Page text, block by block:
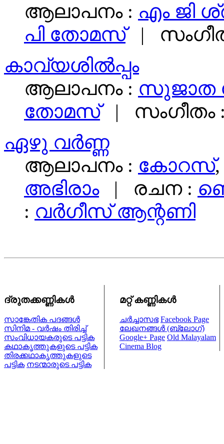
ആലാപനം : എം ജി
പി തോമസ്|
കാവ്യശില്‍പ്പം
ആലാപനം : സുജാത
തോമസ്| സംഗീതം
ഏഴു വര്‍ണ്ണ
ആലാപനം : കോറസ്‌
അഭിരാം| രചന :
: വര്‍ഗീസ്‌ ആന്റണി
ദ്രുതക്കണ്ണികള്‍
സാങ്കേതിക പദങ്ങള്‍
സിനിമ - വര്‍ഷം തിരിച്ച്
സംവിധായകരുടെ പട്ടിക
കഥാകൃത്തുകളുടെ പട്ടിക
തിരക്കഥാകൃത്തുകളുടെ
പട്ടിക നടന്മാരുടെ പട്ടിക
മറ്റ് കണ്ണികള്‍
ചര്‍ച്ചാസഭ Facebook Page
ലേഖനങ്ങള്‍ (ബ്ലോഗ്)
Google+ Page Old Malayalam
Cinema Blog